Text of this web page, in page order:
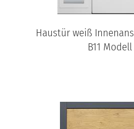
Haustür weiß
B11